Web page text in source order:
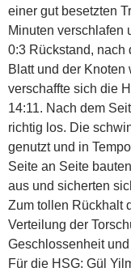
einer gut besetzten
Minuten verschlafen
0:3 Rückstand, nach
Blatt und der
verschaffte sich die
14:11. Nach dem
richtig los. Die
genutzt und in
Seite an Seite
aus und sicherten
Zum tollen Rückhalt
Verteilung der
Geschlossenheit
Für die HSG: Gül